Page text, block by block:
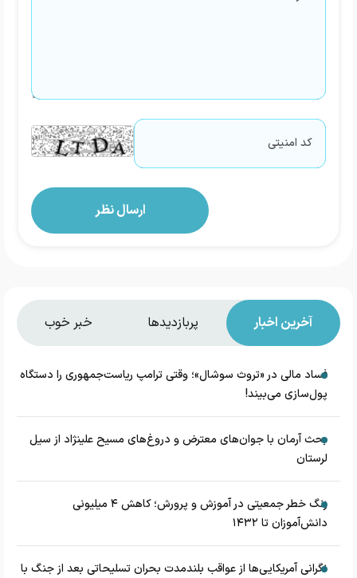
آخرین اخبار پربازدیدها خبر خوب
فساد مالی در «تروث سوشال»؛ وقتی ترامپ ریاست‌جمهوری را دستگاه
پول‌سازی می‌بیند!
بحث آرمان با جوان‌های معترض و دروغ‌های مسیح علینژاد از سیل
لرستان
زنگ خطر جمعیتی در آموزش و پرورش؛ کاهش ۴ میلیونی
دانش‌آموزان تا ۱۴۳۲
نگرانی آمریکایی‌ها از عواقب بلندمدت بحران تسلیحاتی بعد از جنگ با